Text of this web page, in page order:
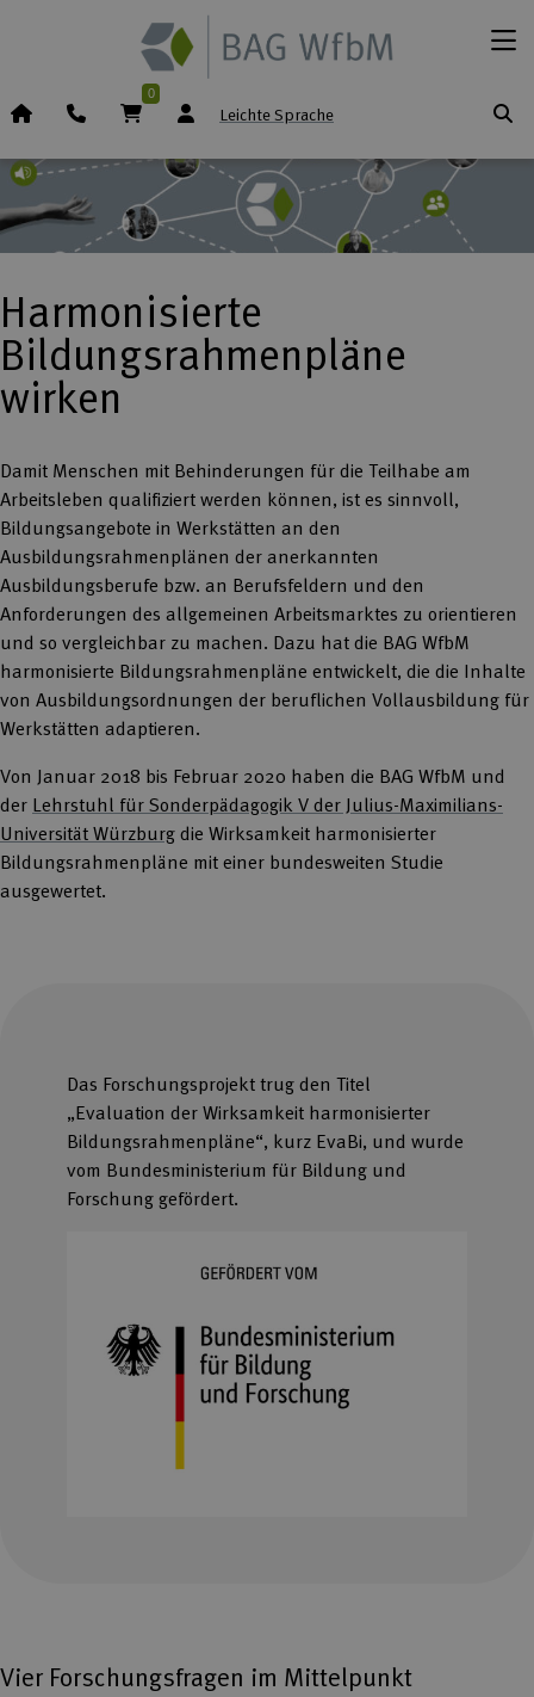
Startseite (Icon)
Telefon Warenkorb
0
Leichte Sprache
Harmonisierte
Bildungsrahmenpläne
wirken
Damit Menschen mit Behinderungen für die Teilhabe am
Arbeitsleben qualifiziert werden können, ist es sinnvoll,
Bildungsangebote in Werkstätten an den
Ausbildungsrahmenplänen der anerkannten
Ausbildungsberufe bzw. an Berufsfeldern und den
Anforderungen des allgemeinen Arbeitsmarktes zu orientieren
und so vergleichbar zu machen. Dazu hat die BAG WfbM
harmonisierte Bildungsrahmenpläne entwickelt, die die Inhalte
von Ausbildungsordnungen der beruflichen Vollausbildung für
Werkstätten adaptieren.
Von Januar 2018 bis Februar 2020 haben die BAG WfbM und
der Lehrstuhl für Sonderpädagogik V der Julius-Maximilians-
Universität Würzburgdie Wirksamkeit harmonisierter
Bildungsrahmenpläne mit einer bundesweiten Studie
ausgewertet.
Das Forschungsprojekt trug den Titel
„Evaluation der Wirksamkeit harmonisierter
Bildungsrahmenpläne“, kurz EvaBi, und wurde
vom Bundesministerium für Bildung und
Forschung gefördert.
Vier Forschungsfragen im Mittelpunkt